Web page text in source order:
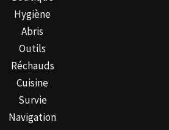
page
du
produit
Hygiène
Abris
Outils
Réchauds
Cuisine
Survie
Navigation